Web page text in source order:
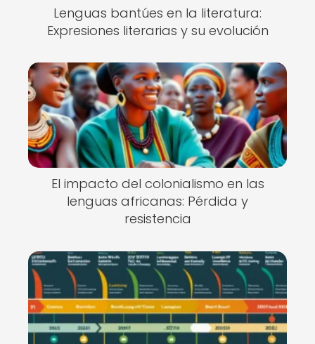
Lenguas bantúes en la literatura:
Expresiones literarias y su evolución
El impacto del colonialismo en las
lenguas africanas: Pérdida y
resistencia